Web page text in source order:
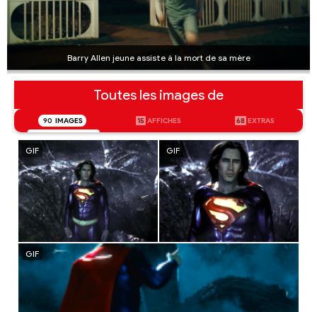
Barry Allen jeune assiste à la mort de sa mère
Toutes les images de
90 IMAGES 15 AFFICHES 68 EXTRAS